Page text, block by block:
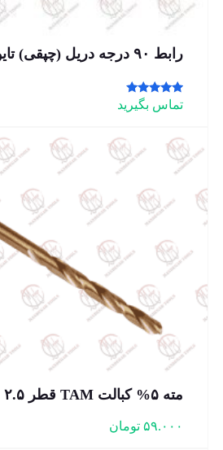
رابط ۹۰ درجه دریل (چپقی) تایوانی
امتیاز
5.00
تماس بگیرید
مته ۵% کبالت TAM قطر ۲.۵ میلیمتر
۵۹.۰۰۰ تومان